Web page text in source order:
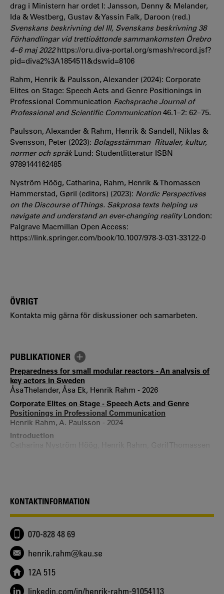
drag i Ministern har ordet I: Jansson, Denny & Melander,
Ida & Westberg, Gustav & Yassin Falk, Daroon (red.)
Svenskans beskrivning del III, Svenskans beskrivning 38
Förhandlingar vid trettioåttonde sammankomsten Örebro
4–6 maj 2022https://oru.diva-portal.org/smash/record.jsf?
pid=diva2%3A1854511&dswid=8106
Rahm, Henrik & Paulsson, Alexander (2024): Corporate
Elites on Stage: Speech Acts and Genre Positionings in
Professional Communication Fachsprache Journal of
Professional and Scientific Communication46.1–2: 62–75.
Paulsson, Alexander & Rahm, Henrik & Sandell, Niklas &
Svensson, Peter (2023): Bolagsstämman Ritualer, kultur,
normer och språkLund: Studentlitteratur ISBN
9789144162485
Nyström Höög, Catharina, Rahm, Henrik & Thomassen
Hammerstad, Gøril (editors) (2023): Nordic Perspectives
on the Discourse of Things. Sakprosa texts helping us
navigate and understand an ever-changing realityLondon:
Palgrave Macmillan Open Access:
https://link.springer.com/book/10.1007/978-3-031-33122-0
ÖVRIGT
Kontakta mig gärna för diskussioner och samarbeten.
PUBLIKATIONER
Preparedness for small modular reactors - An analysis of
key actors in Sweden
Åsa Thelander, Åsa Ek, Henrik Rahm - 2026
Corporate Elites on Stage - Speech Acts and Genre
Positionings in Professional Communication
Henrik Rahm, A. Paulsson - 2024
Introduction
Catharina Nyström Höög, Henrik Rahm, Gøril Thomassen
Hammerstad - 2023
A New Narrative about Sustainability or a Sustainable
Narrative? - Legitimation Practices in Swedish
Consolidated Government Accounts before and after
Agenda 2030
Henrik Rahm, Åsa Thelander - 2021
Developing shared languages. The fundamentals of
mutual learning and problem solving in transdisciplinary
collaboration
KONTAKTINFORMATION
070-828 48 69
henrik.rahm@kau.se
12A 515
linkedin.com/in/henrik-rahm-91054113